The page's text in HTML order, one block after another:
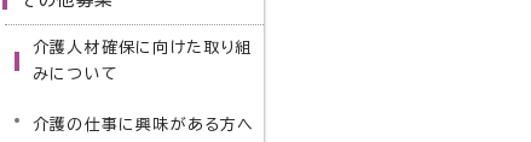
介護人材確保に向けた取り組
みについて
介護の仕事に興味がある方へ